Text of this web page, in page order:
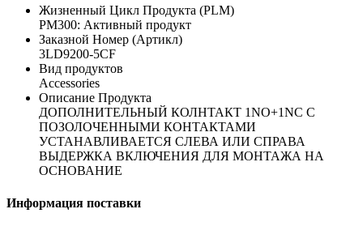
Жизненный Цикл Продукта (PLM)
PM300: Активный продукт
Заказной Номер (Артикл)
3LD9200-5CF
Вид продуктов
Accessories
Описание Продукта
ДОПОЛНИТЕЛЬНЫЙ КОЛНТАКТ 1NO+1NC С
ПОЗОЛОЧЕННЫМИ КОНТАКТАМИ
УСТАНАВЛИВАЕТСЯ СЛЕВА ИЛИ СПРАВА
ВЫДЕРЖКА ВКЛЮЧЕНИЯ ДЛЯ МОНТАЖА НА
ОСНОВАНИЕ
Информация поставки